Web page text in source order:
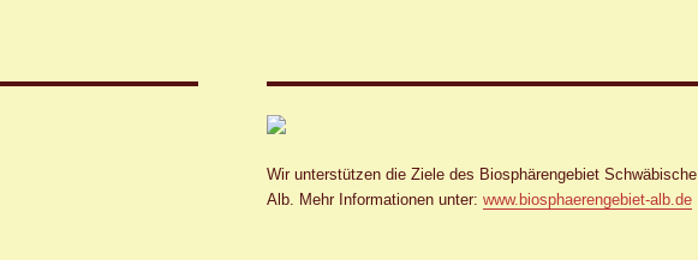
Wir unterstützen die Ziele des Biosphärengebiet Schwäbische
Alb. Mehr Informationen unter:www.biosphaerengebiet-alb.de